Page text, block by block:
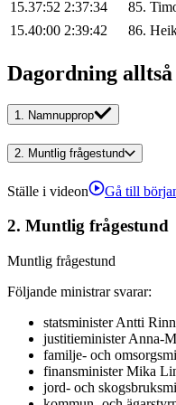
15.37:52 2:37:34 85.
15.40:00 2:39:42 86.
Dagordning alltså
1. Namnupprop
2. Muntlig frågestund
Ställe i videon Gå till
2. Muntlig frågestund
Muntlig frågestund
Följande ministrar svarar:
statsminister Antti
justitieminister Anna-
familje- och
finansminister Mika
jord- och